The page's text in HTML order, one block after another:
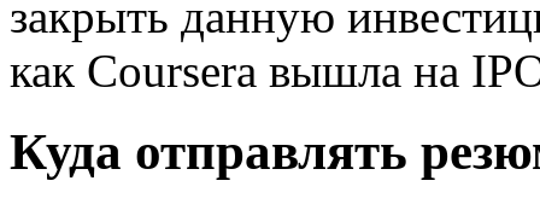
закрыть данную
как Coursera вышла на
Куда отправлять